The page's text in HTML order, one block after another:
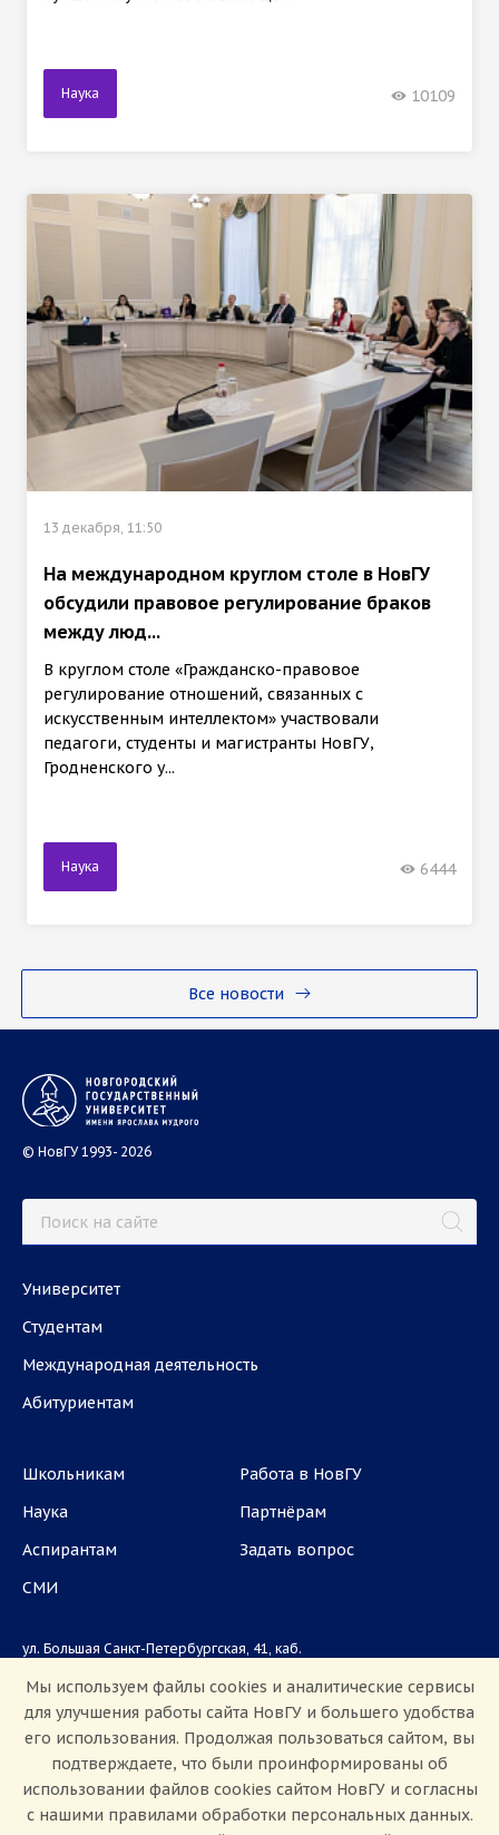
Все новости
Наука 10109
13 декабря, 11:50
На международном круглом столе в НовГУ
обсудили правовое регулирование браков
между люд...
В круглом столе «Гражданско-правовое
регулирование отношений, связанных с
искусственным интеллектом» участвовали
педагоги, студенты и магистранты НовГУ,
Гродненского у...
Наука 6444
© НовГУ 1993- 2026
Университет
Студентам
Международная деятельность
Абитуриентам
Школьникам
Наука
Аспирантам
СМИ
Работа в НовГУ
Партнёрам
Задать вопрос
ул. Большая Санкт-Петербургская, 41, каб.
Приемная комиссия: +7(8162)33-20-44
Мы используем файлы cookies и аналитические сервисы
для улучшения работы сайта НовГУ и большего удобства
его использования. Продолжая пользоваться сайтом, вы
подтверждаете, что были проинформированы об
использовании файлов cookies сайтом НовГУ и согласны
с нашими правилами обработки персональных данных.